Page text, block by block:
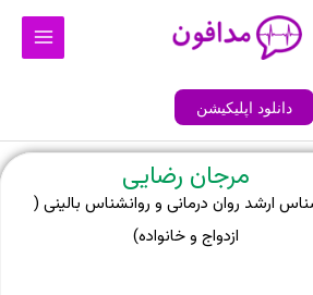
Main
دانلود اپلیکیشن
مرجان رضایی
ارشد روان درمانی و روانشناس بالینی (
ازدواج و خانواده)